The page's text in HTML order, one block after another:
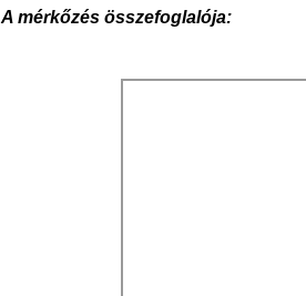
A mérkőzés összefoglalója: